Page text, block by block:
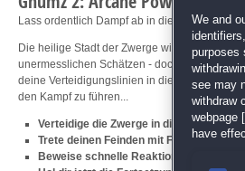
Lass ordentlich Dampf ab in diesem heißen
Die heilige Stadt der Zwerge wird erneut
unermesslichen Schätzen - doch die Hüter
deine Verteidigungslinien in diesemAction-
den Kampf zu führen...
Verteidige die Zwerge in diesem
Trete deinen Feinden mit Fallen und
Beweise schnelle Reaktionen und
We and
purposes
see may
withdraw
webpage
have